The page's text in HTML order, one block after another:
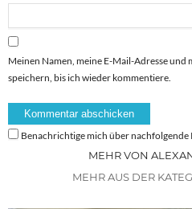
Meinen Namen, meine E-Mail-Adresse und
speichern, bis ich wieder kommentiere.
Benachrichtige mich über nachfolgende
MEHR VON
MEHR AUS DER